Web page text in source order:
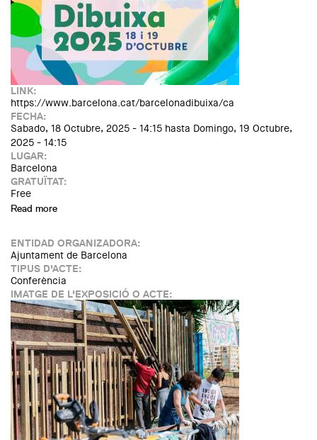
LINK:
https://www.barcelona.cat/barcelonadibuixa/ca
FECHA:
Sabado, 18 Octubre, 2025 - 14:15 hasta Domingo, 19 Octubre,
2025 - 14:15
LUGAR:
Barcelona
GRATUÏTAT:
Free
Read more
ENTIDAD ORGANIZADORA:
Ajuntament de Barcelona
TIPUS D'ACTE:
Conferència
IMATGE DE L'EXPOSICIÓ O ACTE: